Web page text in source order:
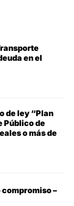
en el
de ley “Plan
Público de
o más de
compromiso –